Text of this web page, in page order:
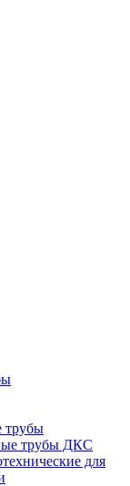
трубы
трубы ДКС
для